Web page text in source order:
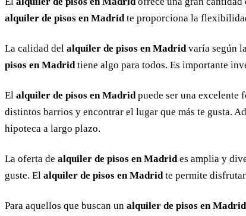
alquiler de pisos en Madridte proporciona la
La calidad del alquiler de pisos en Madridvaría según
pisos en Madridtiene algo para todos. Es importante
El alquiler de pisos en Madridpuede ser una excelente
distintos barrios y encontrar el lugar que más te gusta.
hipoteca a largo plazo.
La oferta de alquiler de pisos en Madrides amplia y
guste. El alquiler de pisos en Madridte permite
Para aquellos que buscan un alquiler de pisos en Madrid